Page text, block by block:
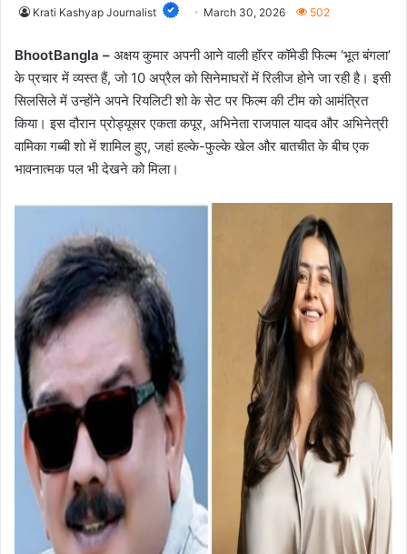
Krati Kashyap Journalist March 30, 2026 502
BhootBangla – अक्षय कुमार अपनी आने वाली हॉरर कॉमेडी फिल्म ‘भूत बंगला’
के प्रचार में व्यस्त हैं, जो 10 अप्रैल को सिनेमाघरों में रिलीज होने जा रही है। इसी
सिलसिले में उन्होंने अपने रियलिटी शो के सेट पर फिल्म की टीम को आमंत्रित
किया। इस दौरान प्रोड्यूसर एकता कपूर, अभिनेता राजपाल यादव और अभिनेत्री
वामिका गब्बी शो में शामिल हुए, जहां हल्के-फुल्के खेल और बातचीत के बीच एक
भावनात्मक पल भी देखने को मिला।